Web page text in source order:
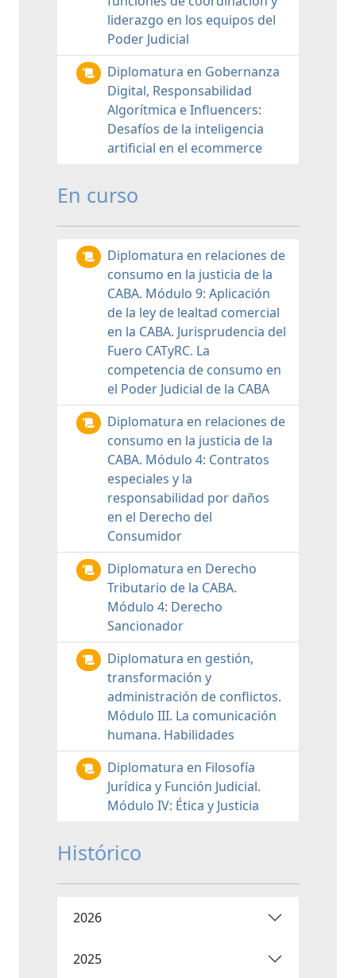
liderazgo en los equipos del
Poder Judicial
Diplomatura en Gobernanza
Digital, Responsabilidad
Algorítmica e Influencers:
Desafíos de la inteligencia
artificial en el ecommerce
En curso
Diplomatura en relaciones de
consumo en la justicia de la
CABA. Módulo 9: Aplicación
de la ley de lealtad comercial
en la CABA. Jurisprudencia del
Fuero CATyRC. La
competencia de consumo en
el Poder Judicial de la CABA
Diplomatura en relaciones de
consumo en la justicia de la
CABA. Módulo 4: Contratos
especiales y la
responsabilidad por daños
en el Derecho del
Consumidor
Diplomatura en Derecho
Tributario de la CABA.
Módulo 4: Derecho
Sancionador
Diplomatura en gestión,
transformación y
administración de conflictos.
Módulo III. La comunicación
humana. Habilidades
Diplomatura en Filosofía
Jurídica y Función Judicial.
Módulo IV: Ética y Justicia
Histórico
2026
2025